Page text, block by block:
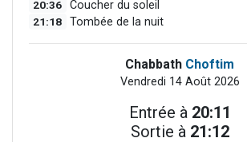
20:36 Coucher du soleil
21:18 Tombée de la nuit
Chabbath Choftim
Vendredi 14 Août 2026
Entrée à 20:11
Sortie à 21:12